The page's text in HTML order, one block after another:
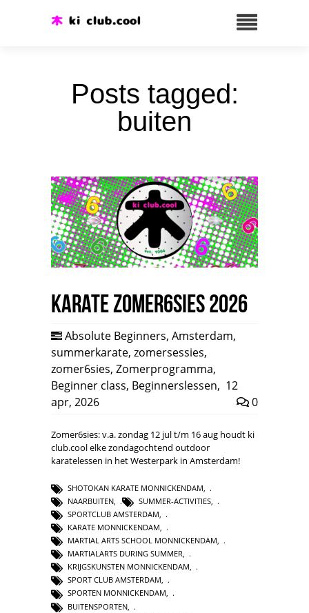
Posts tagged:
buiten
Karate Zomer6sies 2026
Absolute Beginners, Amsterdam,
summerkarate, zomersessies,
zomer6sies, Zomerprogramma,
Beginner class, Beginnerslessen, 12
apr, 2026
0
Zomer6sies: v.a. zondag 12 jul t/m 16 aug houdt ki
club.cool elke zondagochtend outdoor
karatelessen in het Westerpark in Amsterdam!
SHOTOKAN KARATE MONNICKENDAM
NAARBUITEN, SUMMER-ACTIVITIES,
SPORTCLUB AMSTERDAM,
KARATE MONNICKENDAM,
MARTIAL ARTS SCHOOL MONNICKENDAM,
MARTIALARTS DURING SUMMER,
KRIJGSKUNSTEN MONNICKENDAM,
SPORT CLUB AMSTERDAM,
SPORTEN MONNICKENDAM,
BUITENSPORTEN